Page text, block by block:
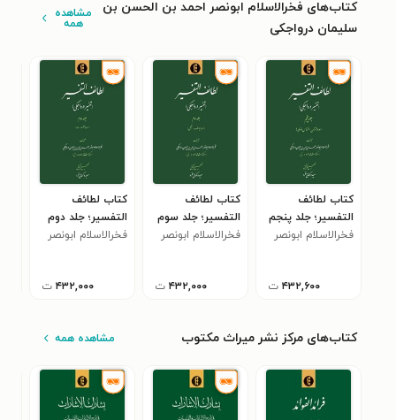
کتاب‌های فخرالاسلام ابونصر احمد بن الحسن بن
سلیمان درواجکی
مشاهده
همه
کتاب لطائف
التفسیر؛ جلد پنجم
فخرالاسلام ابونصر
۴۳۲,۶۰۰ ت
کتاب لطائف
التفسیر؛ جلد سوم
فخرالاسلام ابونصر
۴۳۲,۰۰۰ ت
کتاب لطائف
التفسیر؛ جلد دوم
فخرالاسلام ابونصر
۴۳۲,۰۰۰ ت
کتاب‌های مرکز نشر میراث مکتوب مشاهده همه